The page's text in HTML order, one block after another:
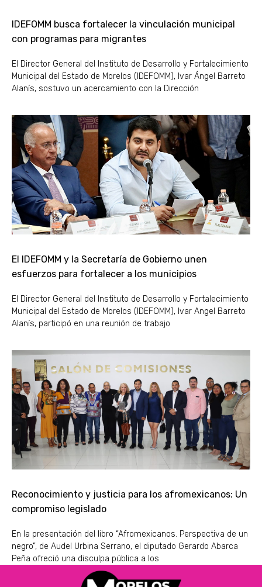
IDEFOMM busca fortalecer la vinculación municipal
con programas para migrantes
El Director General del Instituto de Desarrollo y Fortalecimiento
Municipal del Estado de Morelos (IDEFOMM), Ivar Ángel Barreto
Alanís, sostuvo un acercamiento con la Dirección
El IDEFOMM y la Secretaría de Gobierno unen
esfuerzos para fortalecer a los municipios
El Director General del Instituto de Desarrollo y Fortalecimiento
Municipal del Estado de Morelos (IDEFOMM), Ivar Angel Barreto
Alanís, participó en una reunión de trabajo
Reconocimiento y justicia para los afromexicanos: Un
compromiso legislado
En la presentación del libro “Afromexicanos. Perspectiva de un
negro”, de Audel Urbina Serrano, el diputado Gerardo Abarca
Peña ofreció una disculpa pública a los